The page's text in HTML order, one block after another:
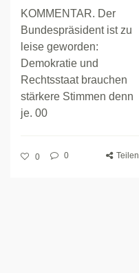
KOMMENTAR. Der
Bundespräsident ist zu
leise geworden:
Demokratie und
Rechtsstaat brauchen
stärkere Stimmen denn
je. 00
0 0 Teilen